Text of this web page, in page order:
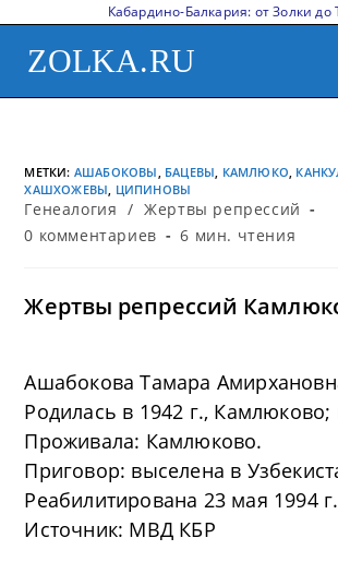
Кабардино-Балкария: от Золки до
ZOLKA.RU
МЕТКИ: АШАБОКОВЫ, БАЦЕВЫ, КАМЛЮКО,
ХАШХОЖЕВЫ, ЦИПИНОВЫ
Генеалогия / Жертвы репрессий
0 комментариев
6 мин. чтения
Жертвы репрессий
Ашабокова Тамара
Родилась в 1942 г., Камлюково;
Проживала: Камлюково.
Приговор: выселена в
Реабилитирована 23 мая 1994 г.
Источник: МВД КБР